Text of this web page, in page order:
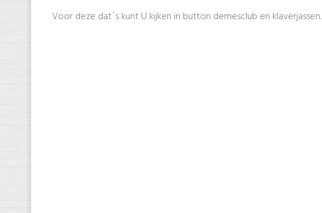
Voor deze dat`s kunt U kijken in button demesclub en klaverjassen.